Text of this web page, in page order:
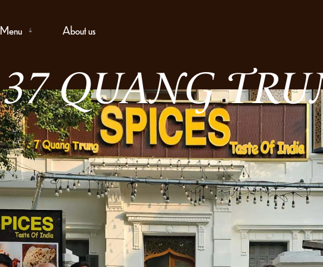
Menu About us
37 QUANG